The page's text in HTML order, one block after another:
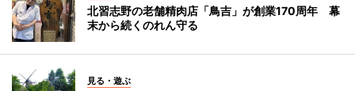
北習志野の老舗精肉店「鳥吉」が創業170周年 幕
末から続くのれん守る
見る・遊ぶ